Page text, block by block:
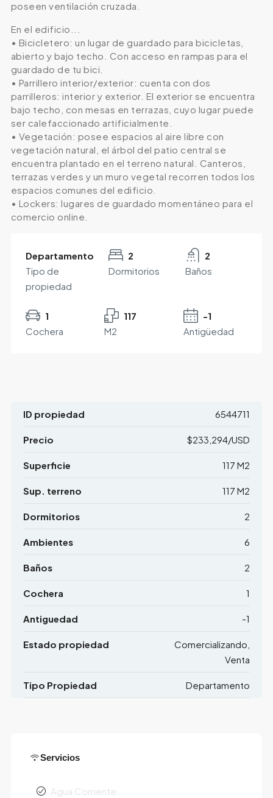
poseen ventilación cruzada.
En el edificio...
• Bicicletero: un lugar de guardado para bicicletas,
abierto y bajo techo. Con acceso en rampas para el
guardado de tu bici.
• Parrillero interior/exterior: cuenta con dos
parrilleros: interior y exterior. El exterior se encuentra
bajo techo, con mesas en terrazas, cuyo lugar puede
ser calefaccionado artificialmente.
• Vegetación: posee espacios al aire libre con
vegetación natural, el árbol del patio central se
encuentra plantado en el terreno natural. Canteros,
terrazas verdes y un muro vegetal recorren todos los
espacios comunes del edificio.
• Lockers: lugares de guardado momentáneo para el
comercio online.
Departamento
Tipo de
propiedad
2
Dormitorios
2
Baños
1
Cochera
117
M2
-1
Antigüedad
ID propiedad 6544711
Precio $233,294/USD
Superficie 117 M2
Sup. terreno 117 M2
Dormitorios 2
Ambientes 6
Baños 2
Cochera 1
Antiguedad -1
Estado propiedad
Comercializando,
Venta
Tipo Propiedad Departamento
Servicios
Agua Corriente